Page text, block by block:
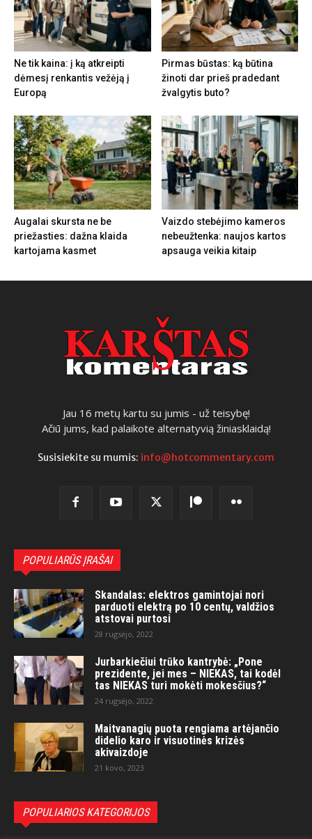
Ne tik kaina: į ką atkreipti
dėmesį renkantis vežėją į
Europą
Pirmas būstas: ką būtina
žinoti dar prieš pradedant
žvalgytis buto?
Augalai skursta ne be
priežasties: dažna klaida
kartojama kasmet
Vaizdo stebėjimo kameros
nebeužtenka: naujos kartos
apsauga veikia kitaip
Jau 16 metų kartu su jumis - už teisybę!
Ačiū jums, kad palaikote alternatyvią žiniasklaidą!
Susisiekite su mumis: info@hotcommentary.com
POPULIARŪS ĮRAŠAI
Skandalas: elektros gamintojai nori
parduoti elektrą po 10 centų, valdžios
atstovai purtosi
28 rugsėjo, 2022
Jurbarkiečiui trūko kantrybė: „Pone
prezidente, jei mes – NIEKAS, tai kodėl
tas NIEKAS turi mokėti mokesčius?“
24 rugsėjo, 2022
Maitvanagių puota rengiama artėjančio
didelio karo ir visuotinės krizės
akivaizdoje
21 kovo, 2023
POPULIARIOS KATEGORIJOS